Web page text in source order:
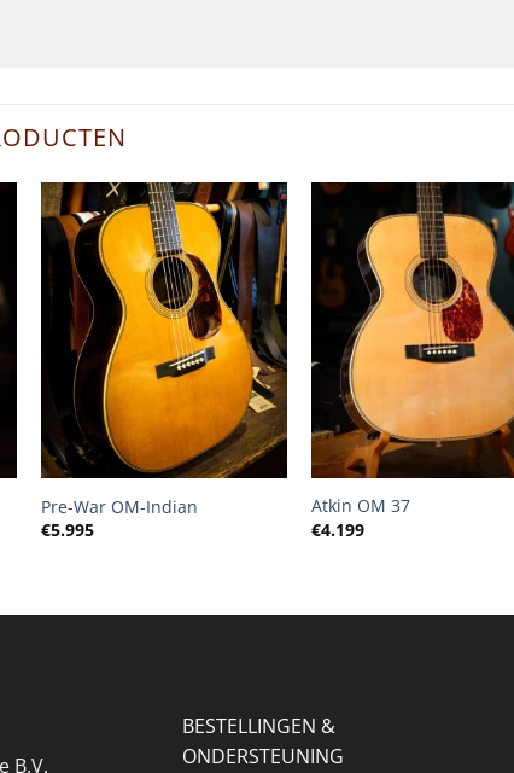
Pre-War OM-Indian
€5.995
Atkin OM 37
€4.199
B.V.
BESTELLINGEN &
ONDERSTEUNING